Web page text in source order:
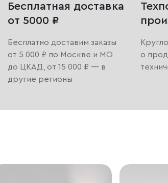
Бесплатная доставка
от 5000 ₽
Бесплатно доставим заказы
от 5 000 ₽ по Москве и МО
до ЦКАД, от 15 000 ₽ — в
другие регионы
о